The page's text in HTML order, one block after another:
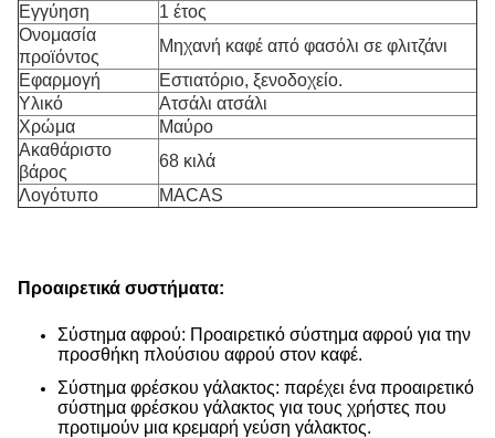
Εγγύηση
1 έτος
Ονομασία
προϊόντος
Μηχανή καφέ από φασόλι σε φλιτζάνι
Εφαρμογή
Εστιατόριο, ξενοδοχείο.
Υλικό
Ατσάλι ατσάλι
Χρώμα
Μαύρο
Ακαθάριστο
βάρος
68 κιλά
Λογότυπο
MACAS
Προαιρετικά συστήματα:
Σύστημα αφρού: Προαιρετικό σύστημα αφρού για την
προσθήκη πλούσιου αφρού στον καφέ.
Σύστημα φρέσκου γάλακτος: παρέχει ένα προαιρετικό
σύστημα φρέσκου γάλακτος για τους χρήστες που
προτιμούν μια κρεμαρή γεύση γάλακτος.